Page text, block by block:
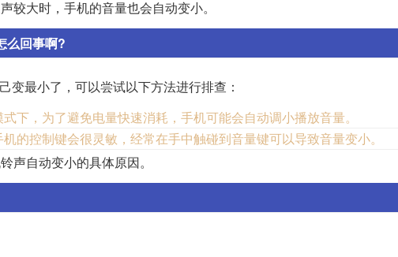
较大时，手机的音量也会自动变小。
么回事啊?
变最小了，可以尝试以下方法进行排查：
下，为了避免电量快速消耗，手机可能会自动调小播放音量。
的控制键会很灵敏，经常在手中触碰到音量键可以导致音量变小。
声自动变小的具体原因。